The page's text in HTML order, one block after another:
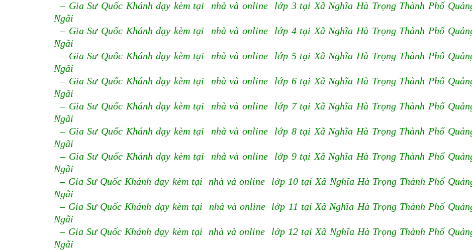
– Gia Sư Quốc Khánh dạy kèm tại nhà và online lớp 3 tại Xã Nghĩa Hà Trọng Thành Phố
Ngãi
– Gia Sư Quốc Khánh dạy kèm tại nhà và online lớp 4 tại Xã Nghĩa Hà Trọng Thành Phố
Ngãi
– Gia Sư Quốc Khánh dạy kèm tại nhà và online lớp 5 tại Xã Nghĩa Hà Trọng Thành Phố
Ngãi
– Gia Sư Quốc Khánh dạy kèm tại nhà và online lớp 6 tại Xã Nghĩa Hà Trọng Thành Phố
Ngãi
– Gia Sư Quốc Khánh dạy kèm tại nhà và online lớp 7 tại Xã Nghĩa Hà Trọng Thành Phố
Ngãi
– Gia Sư Quốc Khánh dạy kèm tại nhà và online lớp 8 tại Xã Nghĩa Hà Trọng Thành Phố
Ngãi
– Gia Sư Quốc Khánh dạy kèm tại nhà và online lớp 9 tại Xã Nghĩa Hà Trọng Thành Phố
Ngãi
– Gia Sư Quốc Khánh dạy kèm tại nhà và online lớp 10 tại Xã Nghĩa Hà Trọng Thành Phố
Ngãi
– Gia Sư Quốc Khánh dạy kèm tại nhà và online lớp 11 tại Xã Nghĩa Hà Trọng Thành Phố
Ngãi
– Gia Sư Quốc Khánh dạy kèm tại nhà và online lớp 12 tại Xã Nghĩa Hà Trọng Thành Phố
Ngãi